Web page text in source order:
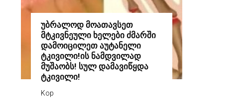
უბრალოდ მოათავსეთ
მტკივნეული ხელები ძმარში
დამოიცილეთ აუტანელი
ტკივილი!ის ნამდვილად
მუშაობს! სულ დამავიწყდა
ტკივილი!
Kop